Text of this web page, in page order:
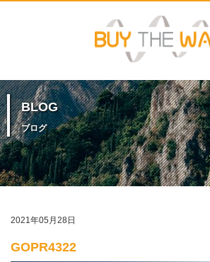
BLOG
ブログ
2021年05月28日
GOPR4322